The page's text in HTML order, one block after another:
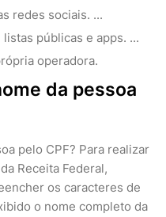
redes sociais. ...
públicas e apps. ...
operadora.
da pessoa
pelo CPF? Para realizar
Receita Federal,
os caracteres de
o nome completo da